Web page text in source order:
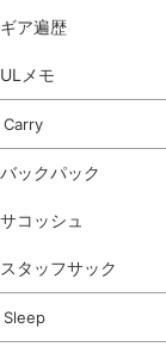
ギア遍歴
ULメモ
Carry
バックパック
サコッシュ
スタッフサック
Sleep